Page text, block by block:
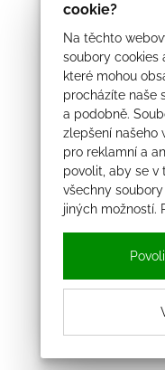
cookie?
Na těchto
soubory cookies
které mohou
procházíte naše
a podobně.
zlepšení našeho
pro reklamní a
povolit, aby se v
všechny
jiných možností.